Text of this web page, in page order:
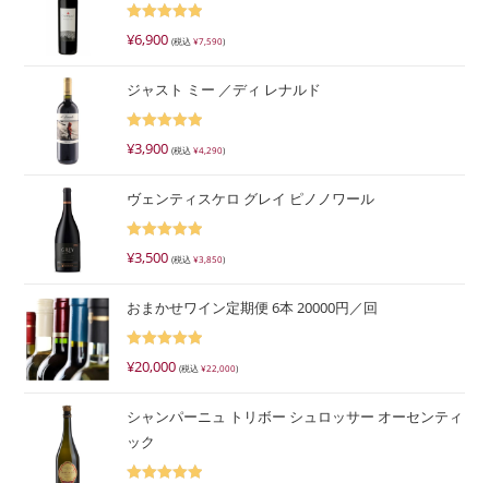
5段階で
¥6,900 (税込¥7,590)
ジャスト ミー ／ディ レナルド
5段階で
¥3,900 (税込¥4,290)
ヴェンティスケロ グレイ ピノノワール
5段階で
¥3,500 (税込¥3,850)
おまかせワイン定期便 6本 20000円／回
5段階で
¥20,000 (税込¥22,000)
シャンパーニュ トリボー シュロッサー オーセンティ
ック